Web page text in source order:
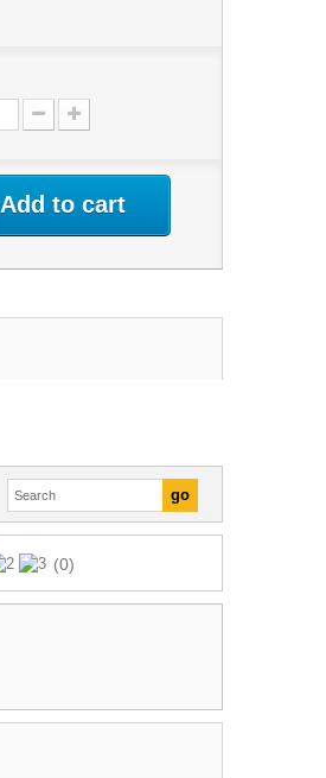
Add to cart
(0)